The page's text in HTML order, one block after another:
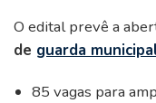
O edital prevê a
de guarda
85 vagas para